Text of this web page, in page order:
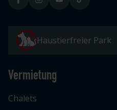
Haustierfreier Park
Vermietung
Chalets